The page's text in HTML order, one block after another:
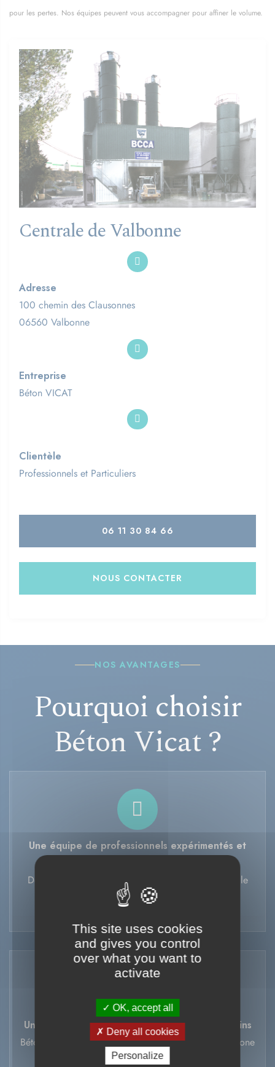
pour les pertes. Nos équipes peuvent vous accompagner pour affiner le volume.
Centrale de Valbonne
Adresse
100 chemin des Clausonnes
06560 Valbonne
Entreprise
Béton VICAT
Clientèle
Professionnels et Particuliers
06 11 30 84 66
NOUS CONTACTER
NOS AVANTAGES
Pourquoi choisir
Béton Vicat ?
Une équipe de professionnels expérimentés et
Des experts à votre écoute pour vous conseiller sur le
bon produit.
Un large choix de produits adaptés à vos besoins
Bétons classiques, décoratifs, spécifiques et bas carbone
DECA.
This site uses cookies
and gives you control
over what you want to
activate
OK, accept all
Deny all cookies
Personalize